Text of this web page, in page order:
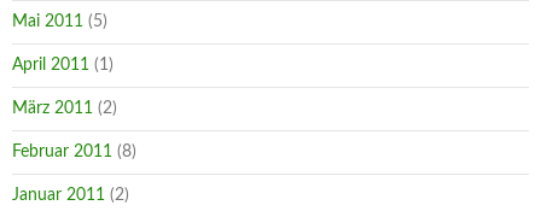
Mai 2011 (5)
April 2011 (1)
März 2011 (2)
Februar 2011 (8)
Januar 2011 (2)